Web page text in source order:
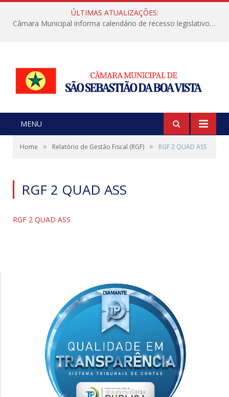
ÚLTIMAS ATUALIZAÇÕES:
Câmara Municipal informa calendário de recesso legislativo de julho
MENU
Home » Relatório de Gestão Fiscal (RGF) » RGF 2 QUAD ASS
RGF 2 QUAD ASS
RGF 2 QUAD ASS